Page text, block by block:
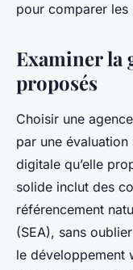
pour comparer
Examiner la
proposés
Choisir une
par une
digitale qu’elle
solide inclut des
référencement
(SEA), sans
le développement